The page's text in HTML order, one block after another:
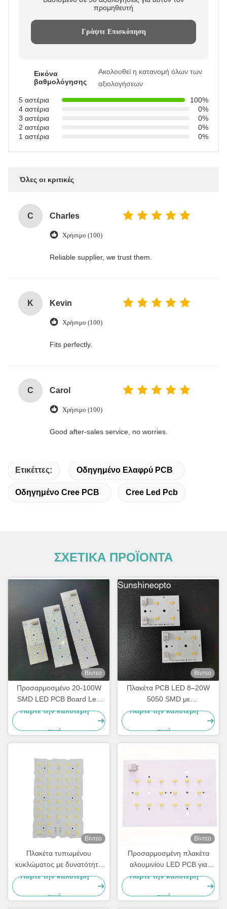
προμηθευτή
Γράψτε Επισκόπηση
Εικόνα
βαθμολόγησης
Ακολουθεί η κατανομή όλων των
αξιολογήσεων
5 αστέρια
100%
4 αστέρια
0%
3 αστέρια
0%
2 αστέρια
0%
1 αστέρια
0%
Όλες οι κριτικές
C Charles
Χρήσιμο (100)
Reliable supplier, we trust them.
K Kevin
Χρήσιμο (100)
Fits perfectly.
C Carol
Χρήσιμο (100)
Good after-sales service, no worries.
Ετικέττες: Οδηγημένο Ελαφρύ PCB
Οδηγημένο Cree PCB Cree Led Pcb
ΣΧΕΤΙΚΑ ΠΡΟΪΟΝΤΑ
Βίντεο
Προσαρμοσμένο 20-100W
SMD LED PCB Board Led
Circuit Board Για φωτισμό
Πάρτε την καλύτερη
τιμή
Βίντεο
Πλακέτα PCB LED 8–20W
5050 SMD με
προσαρμοσμένη σχεδίαση
κυκλώματος για φωτισμό
δρόμου, κήπου και
σήραγγας
Πάρτε την καλύτερη
τιμή
Βίντεο
Πλακέτα τυπωμένου
κυκλώματος με δυνατότητα
τοποθέτησης στην επιφάνεια
διόδου 0,2 mm Ελάχιστη
οπή 1 oz Χαλκός
Πάρτε την καλύτερη
τιμή
Βίντεο
Προσαρμοσμένη πλακέτα
αλουμινίου LED PCB για
φωτισμό LED Λευκό PCB
Κατασκευαστής
Πάρτε την καλύτερη
τιμή